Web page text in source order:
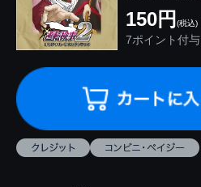
150円 (税込)
7ポイント付与